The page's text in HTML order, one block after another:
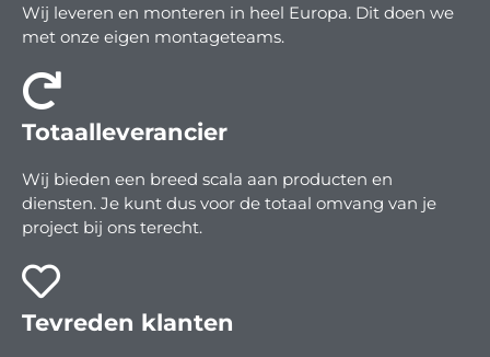
Wij leveren en monteren in heel Europa. Dit doen we
met onze eigen montageteams.
Totaalleverancier
Wij bieden een breed scala aan producten en
diensten. Je kunt dus voor de totaal omvang van je
project bij ons terecht.
Tevreden klanten